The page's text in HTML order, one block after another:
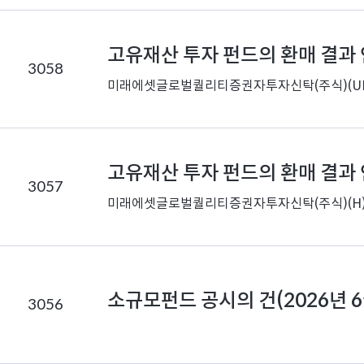
3058
고유재산 투자 펀드의 환매 결과
미래에셋글로벌퀄리티증권자투자신탁(주식
3057
고유재산 투자 펀드의 환매 결과
미래에셋글로벌퀄리티증권자투자신탁(주식
3056 소규모펀드 공시의 건(2026년